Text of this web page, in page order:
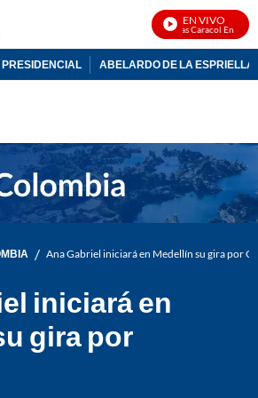
EN VIVO
Noticias Caracol En Vivo
PRESIDENCIAL ABELARDO DE LA ESPRIELLA
/ Ana Gabriel iniciará en Medellín su gira por
iniciará en
gira por